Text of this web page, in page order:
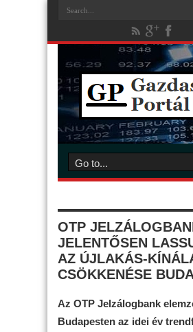
OTP
JELENTŐSEN
AZ ÚJLAKÁS-
CSÖKKENÉSE
Az OTP Jelzálogbank
Budapesten az idei év